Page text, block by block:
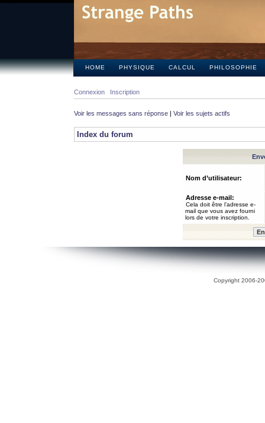
HOME PHYSIQUE CALCUL PHILOSOPHIE
Connexion Inscription
Voir les messages sans réponse | Voir les sujets actifs
Index du forum
Nom d’utilisateur:
Adresse e-mail:
Cela doit être l’adresse e-
mail que vous avez fourni
lors de votre inscription.
Copyright 2006-